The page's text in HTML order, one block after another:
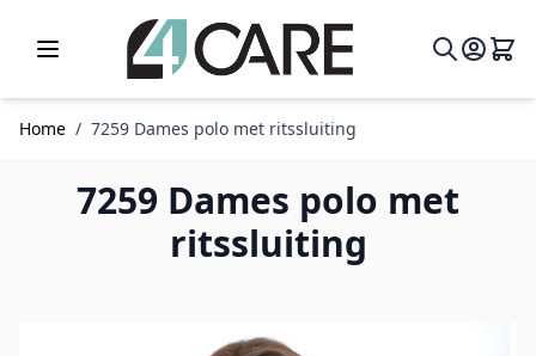
Ga naar de inhoud
Home / 7259 Dames polo met ritssluiting
7259 Dames polo met
ritssluiting